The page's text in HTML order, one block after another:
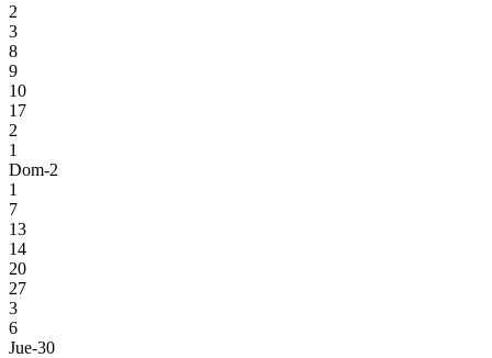
2
3
8
9
10
17
2
1
Dom-2
1
7
13
14
20
27
3
6
Jue-30